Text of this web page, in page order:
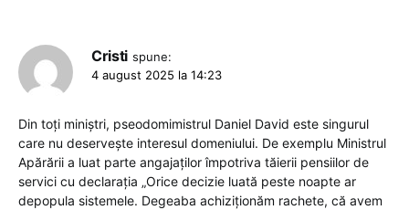
Cristi spune:
4 august 2025 la 14:23
Din toți miniștri, pseodomimistrul Daniel David este singurul
care nu deservește interesul domeniului. De exemplu Ministrul
Apărării a luat parte angajaților împotriva tăierii pensiilor de
servici cu declarația „Orice decizie luată peste noapte ar
depopula sistemele. Degeaba achiziționăm rachete, că avem